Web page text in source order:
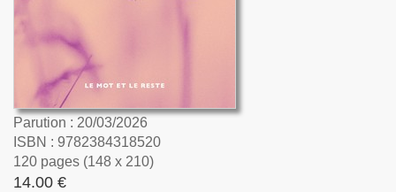
Parution : 20/03/2026
ISBN : 9782384318520
120 pages (148 x 210)
14.00 €